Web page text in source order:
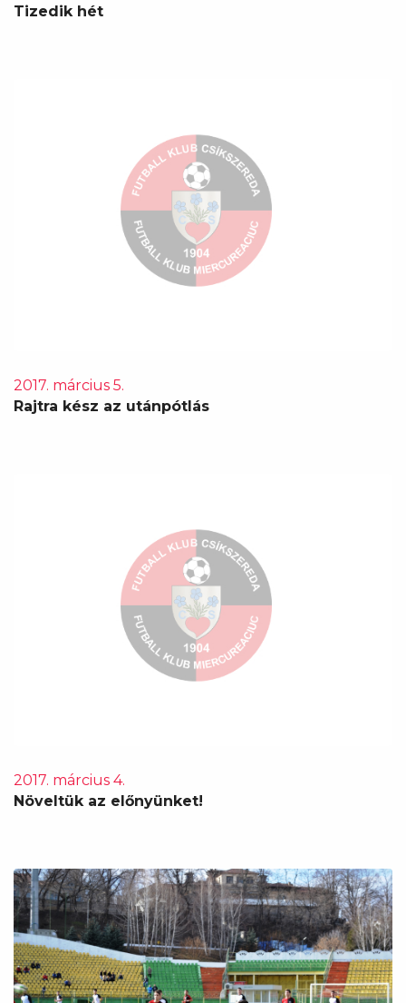
Tizedik hét
2017. március 5.
Rajtra kész az utánpótlás
2017. március 4.
Növeltük az előnyünket!